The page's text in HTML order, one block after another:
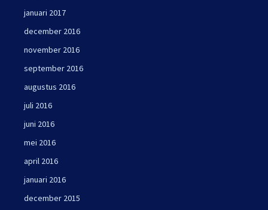
januari 2017
december 2016
november 2016
september 2016
augustus 2016
juli 2016
juni 2016
mei 2016
april 2016
januari 2016
december 2015